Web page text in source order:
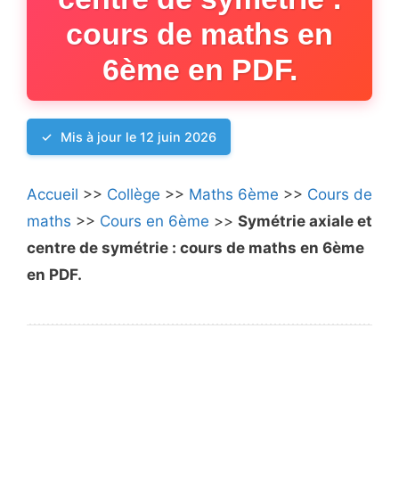
cours de maths en
6ème en PDF.
Mis à jour le 12 juin 2026
Accueil >> Collège >> Maths 6ème >> Cours de
maths >> Cours en 6ème >> Symétrie axiale et
centre de symétrie : cours de maths en 6ème
en PDF.